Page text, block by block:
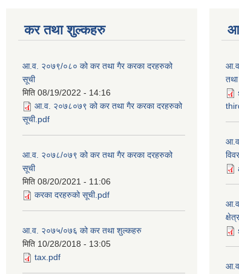
कर तथा शुल्कहरु
आ.व. २०७९/०८० को कर तथा गैर करका दरहरुको
सूची
मिति 08/19/2022 - 14:16
आ.व. २०७८०७९ को कर तथा गैर करका दरहरुको
सूची.pdf
आ.व. २०७८/०७९ को कर तथा गैर करका दरहरुको
सूची
मिति 08/20/2021 - 11:06
करका दरहरुको सूची.pdf
आ.व. २०७५/०७६ को कर तथा शुल्कहरु
मिति 10/28/2018 - 13:05
tax.pdf